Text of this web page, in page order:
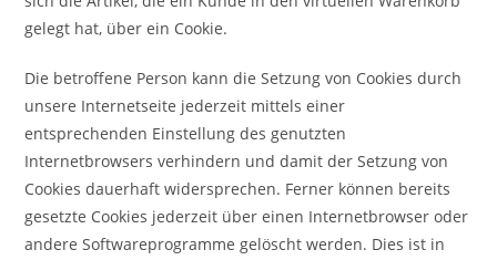
gelegt hat, über ein Cookie.
Die betroffene Person kann die Setzung von Cookies durch
unsere Internetseite jederzeit mittels einer
entsprechenden Einstellung des genutzten
Internetbrowsers verhindern und damit der Setzung von
Cookies dauerhaft widersprechen. Ferner können bereits
gesetzte Cookies jederzeit über einen Internetbrowser oder
andere Softwareprogramme gelöscht werden. Dies ist in